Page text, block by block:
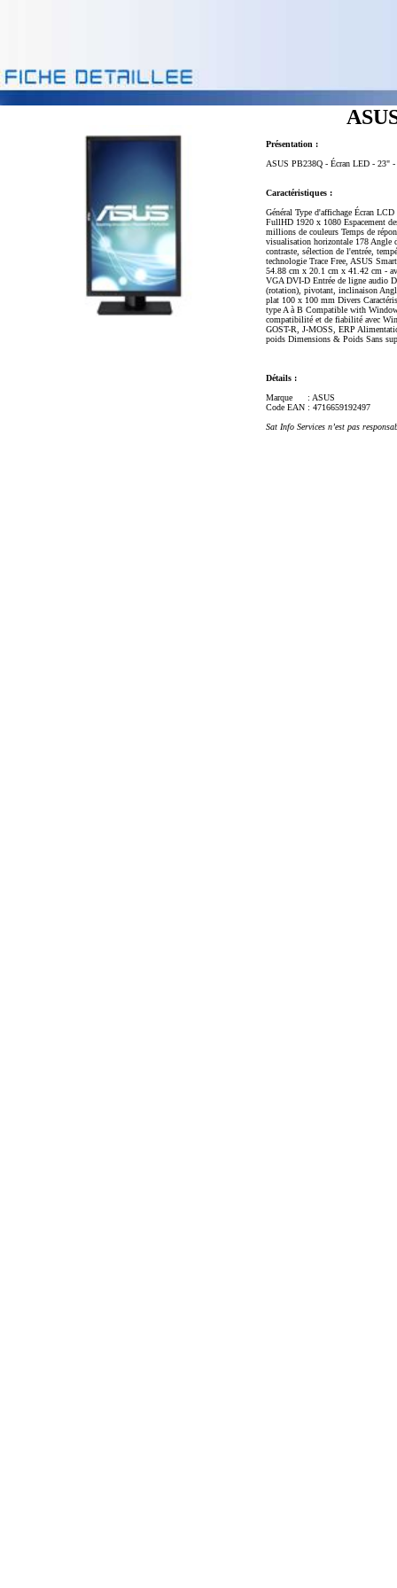
Présentation :
ASUS PB238Q - Écran LED - 23"
Caractéristiques :
Général Type d'affichage Écran
FullHD 1920 x 1080 Espacement
millions de couleurs Temps de
visualisation horizontale 178 Angle
contraste, sélection de l'entrée,
technologie Trace Free, ASUS
54.88 cm x 20.1 cm x 41.42 cm -
VGA DVI-D Entrée de ligne audio
(rotation), pivotant, inclinaison
plat 100 x 100 mm Divers
type A à B Compatible with
compatibilité et de fiabilité avec
GOST-R, J-MOSS, ERP
poids Dimensions & Poids Sans
Détails :
Marque
: ASUS
Code EAN : 4716659192497
Sat Info Services n’est pas